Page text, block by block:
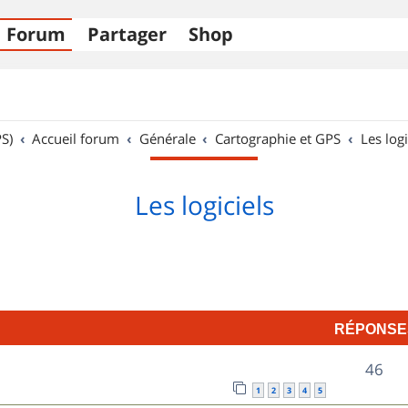
Forum Partager Shop
Accueil forum Générale Cartographie et GPS Les
Les logiciels
1 2 3 4 5
46R
é